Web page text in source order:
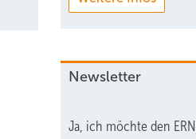
Newsletter
Ja, ich möchte den